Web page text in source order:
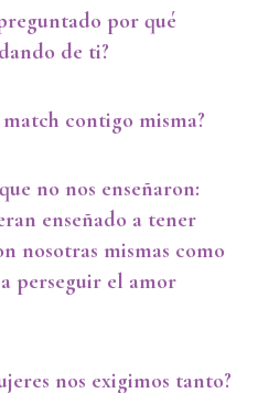
por qué
de ti?
match contigo misma?
no nos enseñaron:
enseñado a tener
nosotras mismas como
perseguir el amor
nos exigimos tanto?